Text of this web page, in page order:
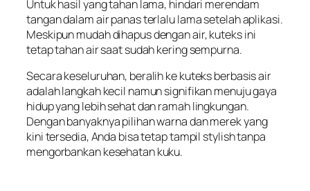
Untuk hasil yang tahan lama, hindari merendam
tangan dalam air panas terlalu lama setelah aplikasi.
Meskipun mudah dihapus dengan air, kuteks ini
tetap tahan air saat sudah kering sempurna.
Secara keseluruhan, beralih ke kuteks berbasis air
adalah langkah kecil namun signifikan menuju gaya
hidup yang lebih sehat dan ramah lingkungan.
Dengan banyaknya pilihan warna dan merek yang
kini tersedia, Anda bisa tetap tampil stylish tanpa
mengorbankan kesehatan kuku.